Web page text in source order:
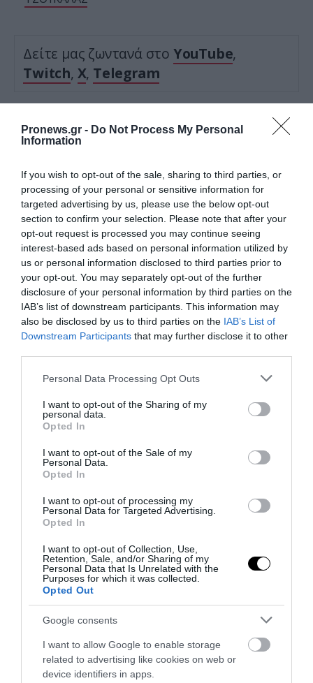
Pronews.gr - Do Not Process My Personal
Information
If you wish to opt-out of the sale, sharing to third parties, or
processing of your personal or sensitive information for
targeted advertising by us, please use the below opt-out
section to confirm your selection. Please note that after your
opt-out request is processed you may continue seeing
interest-based ads based on personal information utilized by
us or personal information disclosed to third parties prior to
your opt-out. You may separately opt-out of the further
disclosure of your personal information by third parties on the
IAB’s list of downstream participants. This information may
also be disclosed by us to third parties on the IAB’s List of
Downstream Participants that may further disclose it to other
Please note that this website/app uses one or more Google
not limited to your visit or usage behaviour. You may click to
grant or deny consent to Google and its third-party tags to
use your data for below specified purposes in below Google
consent section.
Personal Data Processing Opt Outs
I want to opt-out of the Sharing of my
personal data.
Opted In
I want to opt-out of the Sale of my
Personal Data.
Opted In
I want to opt-out of processing my
Personal Data for Targeted Advertising.
Opted In
I want to opt-out of Collection, Use,
Retention, Sale, and/or Sharing of my
Personal Data that Is Unrelated with the
Purposes for which it was collected.
Opted Out
Google consents
I want to allow Google to enable storage
related to advertising like cookies on web or
device identifiers in apps.
Δείτε μας ζωντανά στο YouTube,
Twitch, X, Telegram
ΠΑΣΟΚ-ΚΙΝΑΛ
PRONEWS.GR /ΠΑΣΟΚ-ΚΙΝΑΛ
Η δήλωση του Ν.Ανδρουλάκη για την
τραγωδία στην Ψάθα με την σύγκρουση
των δύο ελικοπτέρων
02.08.2026 | 19:44
ΔΙΑΔΩΣΤΕ ΤΟ ΑΡΘΡΟ